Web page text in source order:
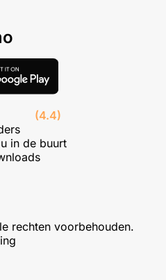
(4.4)
in de buurt
rechten voorbehouden.